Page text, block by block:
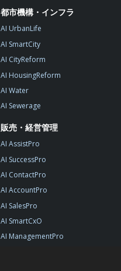
都市機構・インフラ
AI UrbanLife
AI SmartCity
AI CityReform
AI HousingReform
AI Water
AI Sewerage
販売・経営管理
AI AssistPro
AI SuccessPro
AI ContactPro
AI AccountPro
AI SalesPro
AI SmartCxO
AI ManagementPro